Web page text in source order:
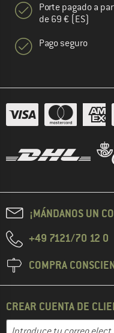
Porte pagado a
de 69 € (ES)
Pago seguro
¡MÁNDANOS UN
+49 7121/70 12 0
COMPRA
CREAR CUENTA DE
Dirección de correo
Introduce aquí tu